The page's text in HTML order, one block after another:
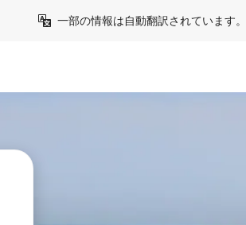
一部の情報は自動翻訳されています。